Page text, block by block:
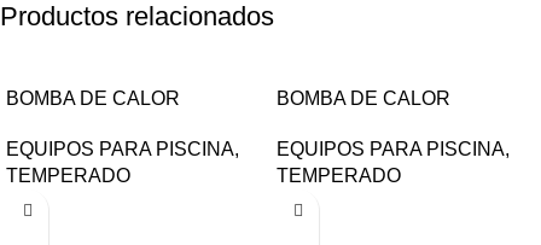
Productos relacionados
BOMBA DE CALOR
HP70HA2
EQUIPOS PARA PISCINA,
TEMPERADO
BOMBA DE CALOR
HP21124T
EQUIPOS PARA PISCINA,
TEMPERADO